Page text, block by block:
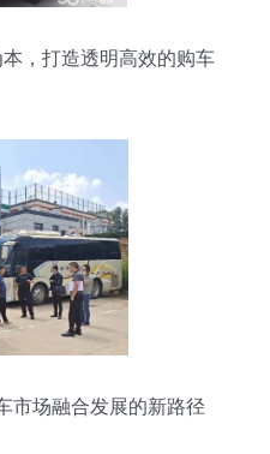
，打造透明高效的购车
市场融合发展的新路径